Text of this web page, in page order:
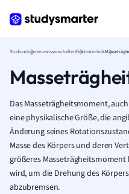
StudiumIngenieurwissenschaftenElektrotechnik
Das Masseträgheitsmoment,
eine physikalische Größe, die
Änderung seines
Masse des Körpers und deren
größeres
wird, um die Drehung des
abzubremsen.